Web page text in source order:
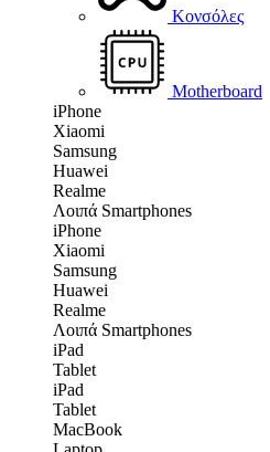
Κονσόλες
Motherboard
iPhone
Xiaomi
Samsung
Huawei
Realme
Λοιπά Smartphones
iPhone
Xiaomi
Samsung
Huawei
Realme
Λοιπά Smartphones
iPad
Tablet
iPad
Tablet
MacBook